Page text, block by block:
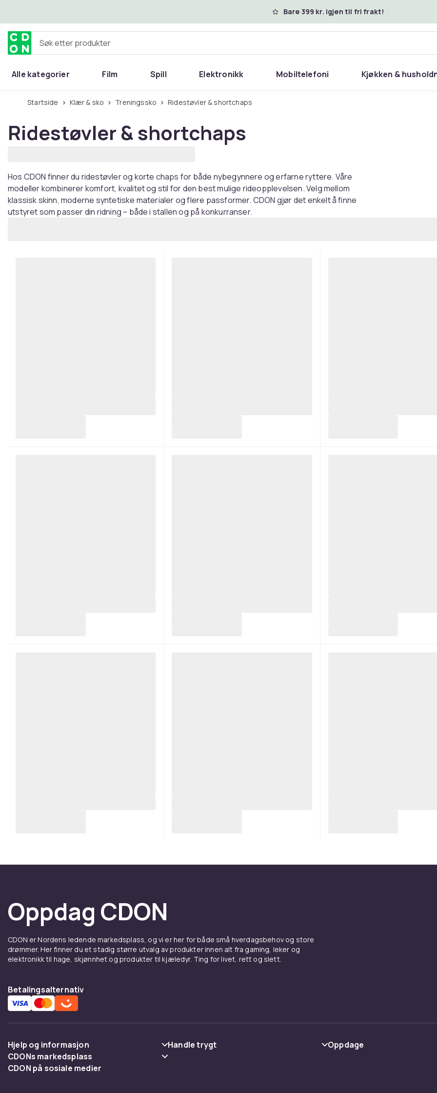
Bare 399 kr. igjen til fri frakt!
Søk etter produkter
Alle kategorier Film Spill Elektronikk Mobiltelefoni Kjøkken &
Startside Klær & sko Treningssko Ridestøvler & shortchaps
Ridestøvler & shortchaps
Hos CDON finner du ridestøvler og korte chaps for både nybegynnere og erfarne ryttere. Våre
modeller kombinerer komfort, kvalitet og stil for den best mulige rideopplevelsen. Velg mellom
klassisk skinn, moderne syntetiske materialer og flere passformer. CDON gjør det enkelt å finne
utstyret som passer din ridning – både i stallen og på konkurranser.
Oppdag CDON
CDON er Nordens ledende markedsplass, og vi er her for både små hverdagsbehov og store
drømmer. Her finner du et stadig større utvalg av produkter innen alt fra gaming, leker og
elektronikk til hage, skjønnhet og produkter til kjæledyr. Ting for livet, rett og slett.
Betalingsalternativ
Hjelp og informasjon
Vanlige spørsmål
Handle trygt
Oppdage
CDONs markedsplass
Merchant Help Center
CDON på sosiale medier